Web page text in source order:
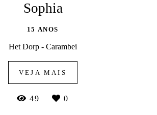
Sophia
15 ANOS
Het Dorp - Carambei
VEJA MAIS
49 0